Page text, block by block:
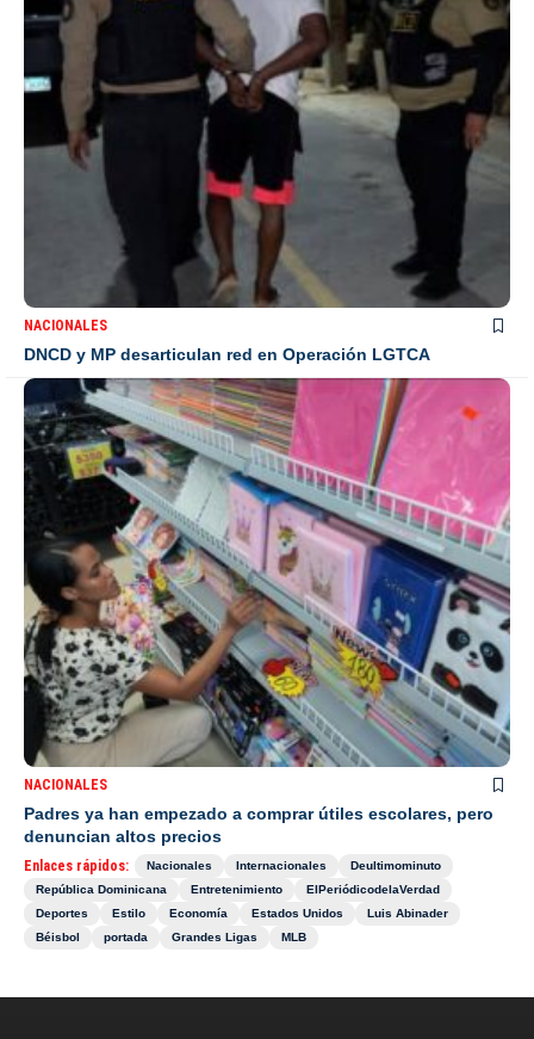
NACIONALES
DNCD y MP desarticulan red en Operación LGTCA
NACIONALES
Padres ya han empezado a comprar útiles escolares, pero
denuncian altos precios
Enlaces rápidos: Nacionales Internacionales
Deultimominuto
República Dominicana
Entretenimiento
ElPeriódicodelaVerdad
Deportes
Estilo Economía Estados Unidos
Luis Abinader
Béisbol
portada Grandes Ligas MLB